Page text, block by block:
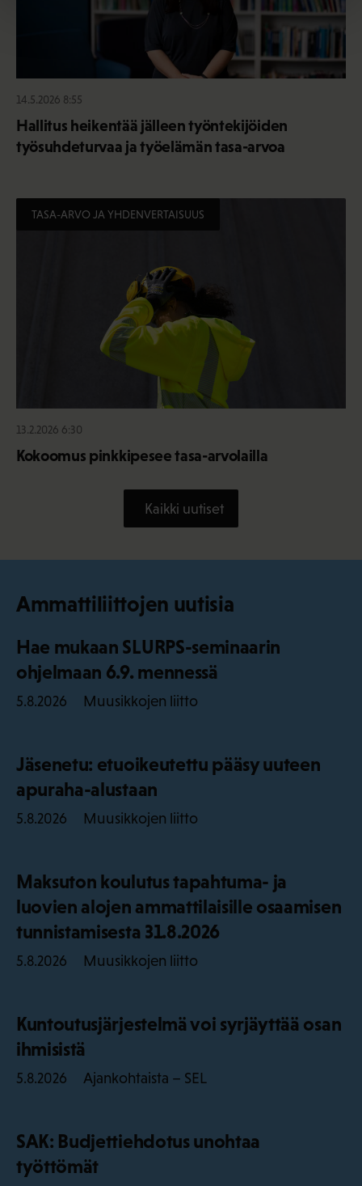
14.5.2026 8:55
Hallitus heikentää jälleen työntekijöiden
työsuhdeturvaa ja työelämän tasa-arvoa
TASA-ARVO JA YHDENVERTAISUUS
13.2.2026 6:30
Kokoomus pinkkipesee tasa-arvolailla
Kaikki uutiset
Ammattiliittojen uutisia
Hae mukaan SLURPS-seminaarin
ohjelmaan 6.9. mennessä
5.8.2026 Muusikkojen liitto
Jäsenetu: etuoikeutettu pääsy uuteen
apuraha-alustaan
5.8.2026 Muusikkojen liitto
Maksuton koulutus tapahtuma- ja
luovien alojen ammattilaisille osaamisen
tunnistamisesta 31.8.2026
5.8.2026 Muusikkojen liitto
Kuntoutusjärjestelmä voi syrjäyttää osan
ihmisistä
5.8.2026 Ajankohtaista – SEL
SAK: Budjettiehdotus unohtaa
työttömät